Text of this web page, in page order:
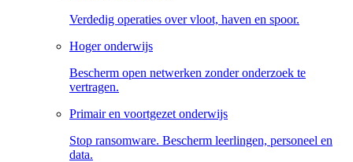
Verdedig operaties over vloot, haven en spoor.
Hoger onderwijs
Bescherm open netwerken zonder onderzoek te
vertragen.
Primair en voortgezet onderwijs
Stop ransomware. Bescherm leerlingen, personeel en
data.